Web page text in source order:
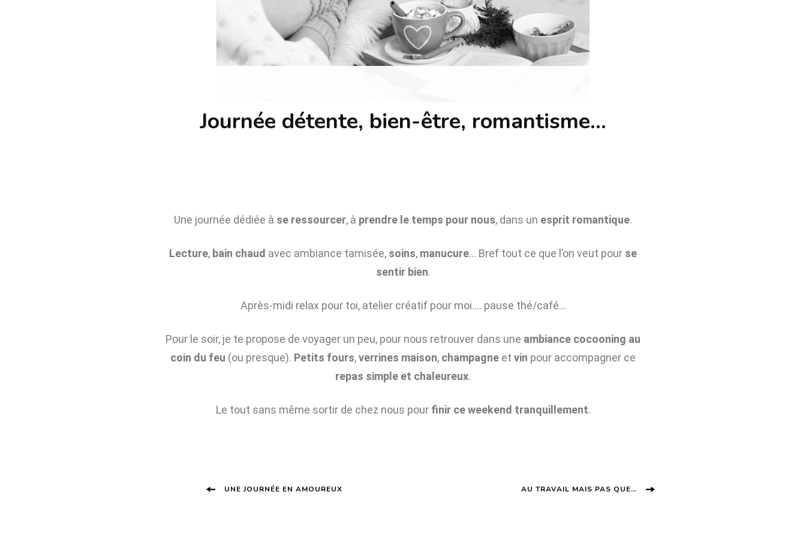
Journée détente, bien-être, romantisme…
Une journée dédiée à se ressourcer, à prendre le temps pour nous, dans un esprit romantique.
Lecture, bain chaud avec ambiance tamisée, soins, manucure… Bref tout ce que l’on veut pour se
sentir bien.
Après-midi relax pour toi, atelier créatif pour moi…. pause thé/café…
Pour le soir, je te propose de voyager un peu, pour nous retrouver dans une ambiance cocooning au
coin du feu (ou presque). Petits fours,verrines maison, champagne et vin pour accompagner ce
repas simple et chaleureux.
Le tout sans même sortir de chez nous pour finir ce weekend tranquillement.
UNE JOURNÉE EN AMOUREUX AU TRAVAIL MAIS PAS QUE…